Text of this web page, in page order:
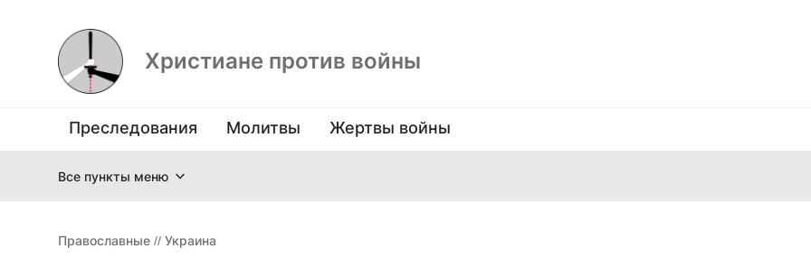
Христиане против войны
Преследования Молитвы Жертвы войны
Все пункты меню
Православные // Украина